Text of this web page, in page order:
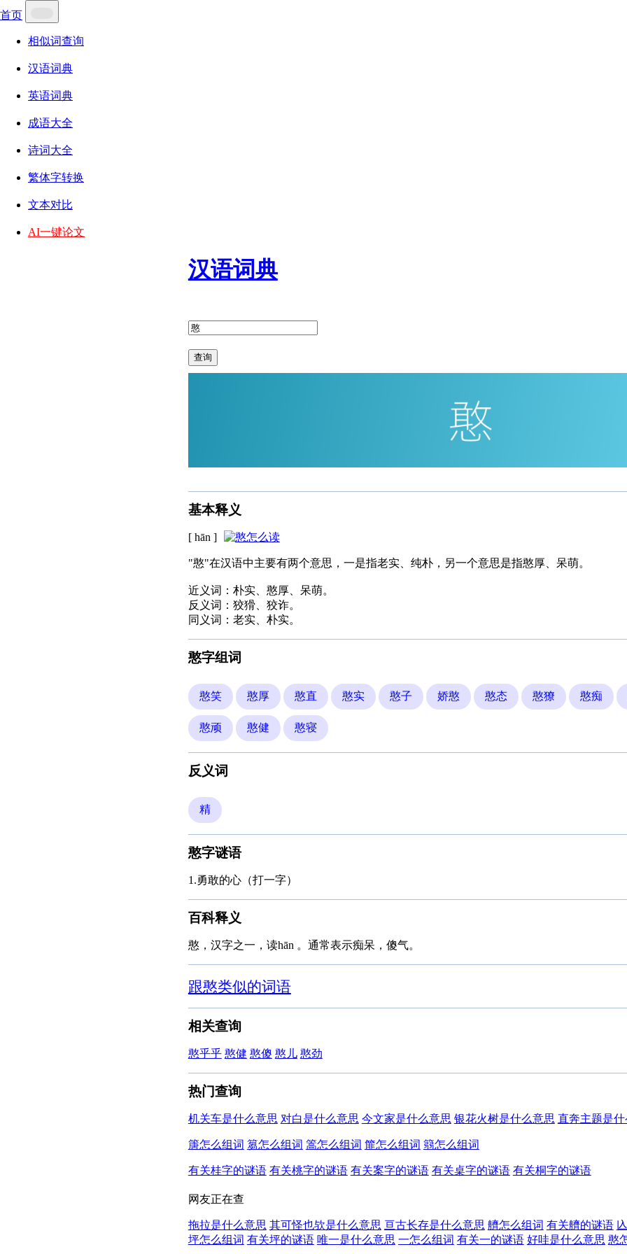
首页
相似词查询
汉语词典
英语词典
成语大全
诗词大全
繁体字转换
文本对比
AI一键论文
汉语词典
查询
基本释义
[ hān ]
"憨"在汉语中主要有两个意思，一是指老实、纯朴，另一个意思是指憨厚、呆萌。
近义词：朴实、憨厚、呆萌。
反义词：狡猾、狡诈。
同义词：老实、朴实。
憨字组词
憨笑 憨厚 憨直 憨实 憨子 娇憨 憨态 憨獠 憨痴
憨顽 憨健 憨寝
反义词
精
憨字谜语
1.勇敢的心（打一字）
百科释义
憨，汉字之一，读hān 。通常表示痴呆，傻气。
跟憨类似的词语
相关查询
憨乎乎 憨健 憨傻 憨儿 憨劲
热门查询
机关车是什么意思 对白是什么意思 今文家是什么意思 银花火树是什么意思 直奔主题是什
篖怎么组词 篘怎么组词 篙怎么组词 篚怎么组词 篛怎么组词
有关桂字的谜语 有关桃字的谜语 有关案字的谜语 有关桌字的谜语 有关桐字的谜语
网友正在查
拖拉是什么意思 其可怪也欤是什么意思 亘古长存是什么意思 艩怎么组词 有关艩的谜语
坪怎么组词 有关坪的谜语 唯一是什么意思 一怎么组词 有关一的谜语 好哇是什么意思 憨